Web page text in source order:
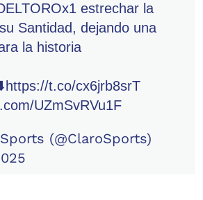
estrechar la
Santidad, dejando una
la historia
https://t.co/cx6jrb8srT
UZmSvRVu1F
(@ClaroSports)